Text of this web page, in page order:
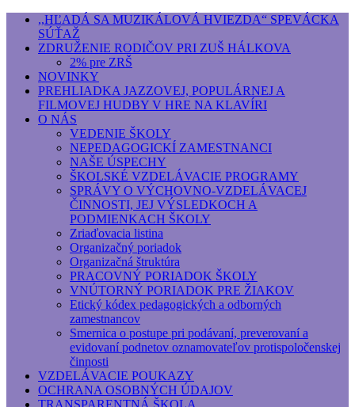
Základná umelecká škola, Hálkova
Základná umelecká škola, Hálkova 56, Bratislava -
,,HĽADÁ SA MUZIKÁLOVÁ HVIEZDA“ SPEVÁCKA
SÚŤAŽ
ZDRUŽENIE RODIČOV PRI ZUŠ HÁLKOVA
2% pre ZRŠ
NOVINKY
PREHLIADKA JAZZOVEJ, POPULÁRNEJ A
FILMOVEJ HUDBY V HRE NA KLAVÍRI
O NÁS
VEDENIE ŠKOLY
NEPEDAGOGICKÍ ZAMESTNANCI
NAŠE ÚSPECHY
ŠKOLSKÉ VZDELÁVACIE PROGRAMY
SPRÁVY O VÝCHOVNO-VZDELÁVACEJ
ČINNOSTI, JEJ VÝSLEDKOCH A
PODMIENKACH ŠKOLY
Zriaďovacia listina
Organizačný poriadok
Organizačná štruktúra
PRACOVNÝ PORIADOK ŠKOLY
VNÚTORNÝ PORIADOK PRE ŽIAKOV
Etický kódex pedagogických a odborných
zamestnancov
Smernica o postupe pri podávaní, preverovaní a
evidovaní podnetov oznamovateľov protispoločenskej
činnosti
VZDELÁVACIE POUKAZY
OCHRANA OSOBNÝCH ÚDAJOV
TRANSPARENTNÁ ŠKOLA